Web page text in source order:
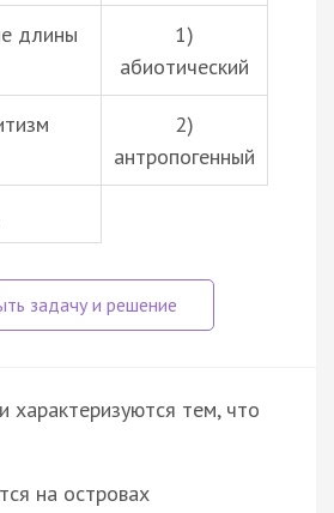
длины
1)
абиотический
2)
антропогенный
характеризуются тем, что
на островах